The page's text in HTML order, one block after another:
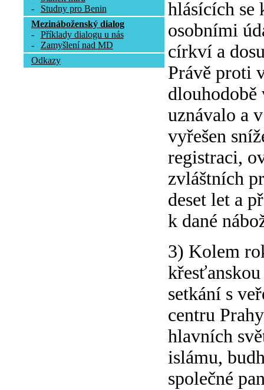
-
Studny pro Benin
Mezináboženský dialog
-
Příklady dialogu u nás
-
Zamyšlení nad MD
Odkazy
hlásících se
osobními
církví a
Právě proti
uznávalo a
vyřešen
registraci,
zvláštních
deset let a
k dané
3) Kolem
setkání s
centru
hlavních
islámu,
společné